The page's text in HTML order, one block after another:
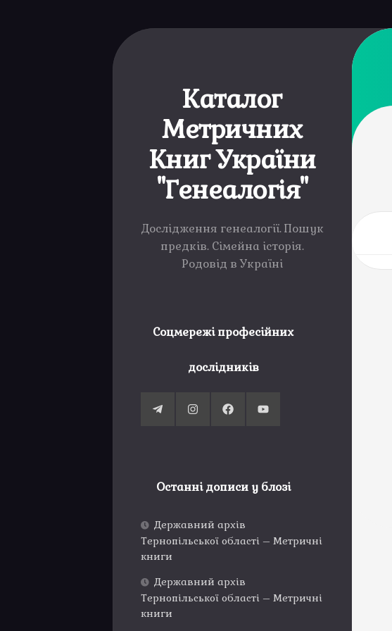
Каталог
Метричних
Книг України
"Генеалогія"
Дослідження генеалогії. Пошук
предків. Сімейна історія.
Родовід в Україні
Соцмережі професійних
дослідників
Останні дописи у блозі
Державний архів
Тернопільської області – Метричні
книги
Державний архів
Тернопільської області – Метричні
книги